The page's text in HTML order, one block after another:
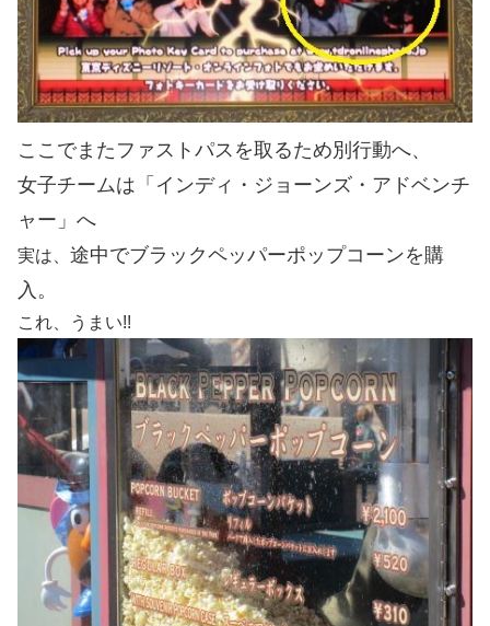
ここでまたファストパスを取るため別行動へ、
女子チームは「インディ・ジョーンズ・アドベンチ
ャー」へ
実は、 途中でブラックペッパーポップコーンを購
入。
これ、うまい!!